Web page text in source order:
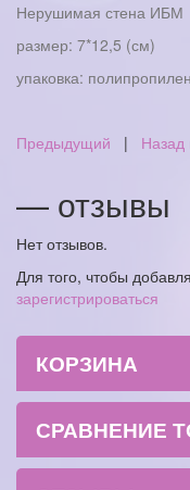
Нерушимая стена ИБМ
размер: 7*12,5 (см)
упаковка:
Предыдущий | Назад
— отзывы
Нет отзывов.
Для того, чтобы
зарегистрироваться
КОРЗИНА
СРАВНЕНИЕ